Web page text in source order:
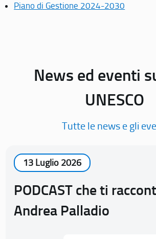
Piano di Gestione 2024-2030
News ed eventi
UNESCO
Tutte le news e gli
13 Luglio 2026
PODCAST che ti
Andrea Palladio